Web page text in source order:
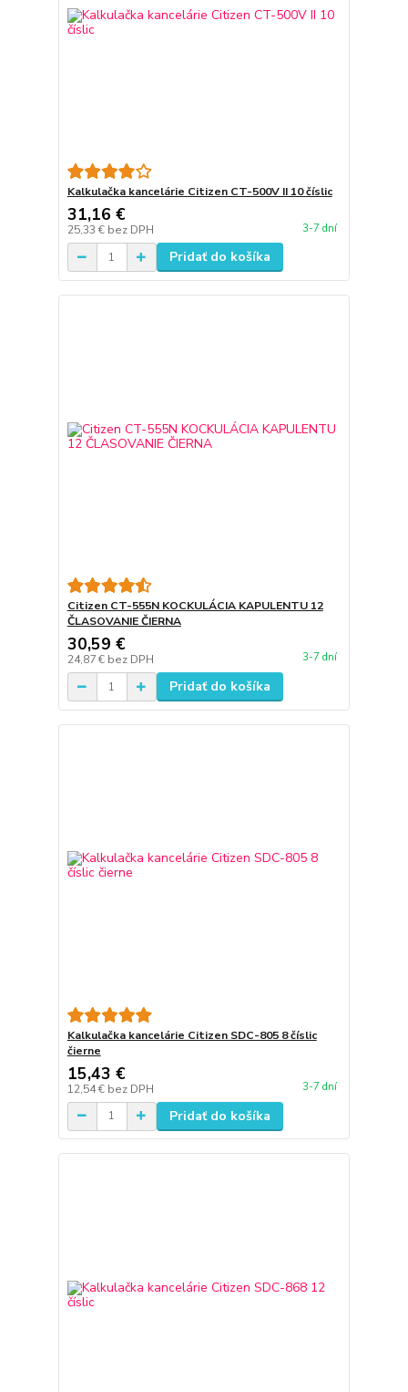
Kalkulačka kancelárie Citizen CT-500V II 10 číslic
31,16 €
25,33 € bez DPH 3-7 dní
Pridať do košíka
Citizen CT-555N KOCKULÁCIA KAPULENTU 12
ČLASOVANIE ČIERNA
30,59 €
24,87 € bez DPH 3-7 dní
Pridať do košíka
Kalkulačka kancelárie Citizen SDC-805 8 číslic
čierne
15,43 €
12,54 € bez DPH 3-7 dní
Pridať do košíka